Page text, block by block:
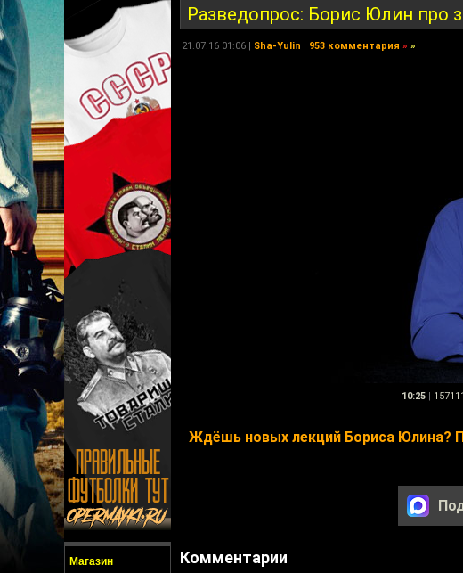
Магазин
Разведопрос: Борис Юлин про
21.07.16 01:06 | Sha-Yulin | 953 комментария » »
10:25 |
Ждёшь новых лекций Бориса Юлина?
Комментарии